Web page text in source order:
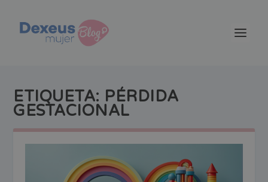
ETIQUETA: PÉRDIDA
GESTACIONAL